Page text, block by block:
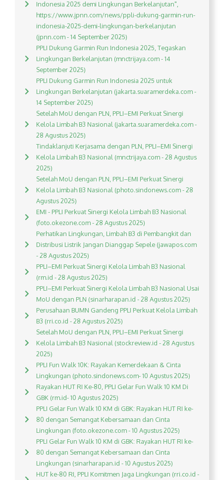
Indonesia 2025 demi Lingkungan Berkelanjutan",
https://www.jpnn.com/news/ppli-dukung-garmin-run-
indonesia-2025-demi-lingkungan-berkelanjutan
(jpnn.com - 14 September 2025)
PPLI Dukung Garmin Run Indonesia 2025, Tegaskan
Lingkungan Berkelanjutan (mnctrijaya.com - 14
September 2025)
PPLI Dukung Garmin Run Indonesia 2025 untuk
Lingkungan Berkelanjutan (jakarta.suaramerdeka.com -
14 September 2025)
Setelah MoU dengan PLN, PPLI–EMI Perkuat Sinergi
Kelola Limbah B3 Nasional (jakarta.suaramerdeka.com -
28 Agustus 2025)
Tindaklanjuti Kerjasama dengan PLN, PPLI–EMI Sinergi
Kelola Limbah B3 Nasional (mnctrijaya.com - 28 Agustus
2025)
Setelah MoU dengan PLN, PPLI–EMI Perkuat Sinergi
Kelola Limbah B3 Nasional (photo.sindonews.com - 28
Agustus 2025)
EMI - PPLI Perkuat Sinergi Kelola Limbah B3 Nasional
(foto.okezone.com - 28 Agustus 2025)
Perhatikan Lingkungan, Limbah B3 di Pembangkit dan
Distribusi Listrik Jangan Dianggap Sepele (jawapos.com
- 28 Agustus 2025)
PPLI–EMI Perkuat Sinergi Kelola Limbah B3 Nasional
(rm.id - 28 Agustus 2025)
PPLI–EMI Perkuat Sinergi Kelola Limbah B3 Nasional Usai
MoU dengan PLN (sinarharapan.id - 28 Agustus 2025)
Perusahaan BUMN Gandeng PPLI Perkuat Kelola Limbah
B3 (rri.co.id - 28 Agustus 2025)
Setelah MoU dengan PLN, PPLI–EMI Perkuat Sinergi
Kelola Limbah B3 Nasional (stockreview.id - 28 Agustus
2025)
PPLI Fun Walk 10K: Rayakan Kemerdekaan & Cinta
Lingkungan (photo.sindonews.com- 10 Agustus 2025)
Rayakan HUT RI Ke-80, PPLI Gelar Fun Walk 10 KM Di
GBK (rm.id- 10 Agustus 2025)
PPLI Gelar Fun Walk 10 KM di GBK: Rayakan HUT RI ke-
80 dengan Semangat Kebersamaan dan Cinta
Lingkungan (foto.okezone.com - 10 Agustus 2025)
PPLI Gelar Fun Walk 10 KM di GBK: Rayakan HUT RI ke-
80 dengan Semangat Kebersamaan dan Cinta
Lingkungan (sinarharapan.id - 10 Agustus 2025)
HUT ke-80 RI, PPLI Komitmen Jaga Lingkungan (rri.co.id -